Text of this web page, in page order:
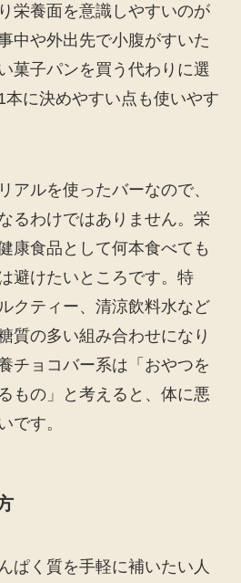
栄養面を意識しやすいのが
中や外出先で小腹がすいた
菓子パンを買う代わりに選
に決めやすい点も使いやす
アルを使ったバーなので、
るわけではありません。栄
康食品として何本食べても
避けたいところです。特
クティー、清涼飲料水など
質の多い組み合わせになり
チョコバー系は「おやつを
もの」と考えると、体に悪
です。
ぱく質を手軽に補いたい人